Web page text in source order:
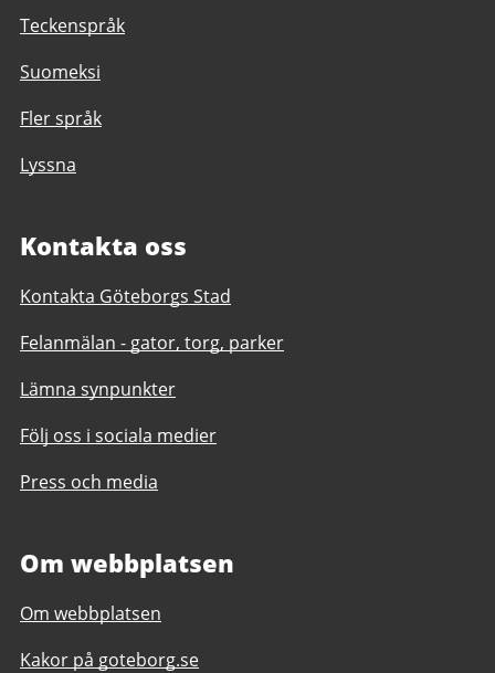
Teckenspråk
Suomeksi
Fler språk
Lyssna
Kontakta oss
Kontakta Göteborgs Stad
Felanmälan - gator, torg, parker
Lämna synpunkter
Följ oss i sociala medier
Press och media
Om webbplatsen
Om webbplatsen
Kakor på goteborg.se